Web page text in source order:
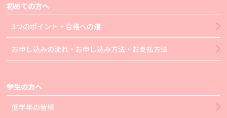
初めての方へ
3つのポイント・合格への道
お申し込みの流れ・お申し込み方法・お支払方法
学生の方へ
低学年の皆様